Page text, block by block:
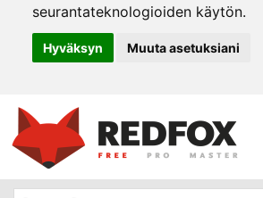
seurantateknologioiden käytön.
Hyväksyn Muuta asetuksiani